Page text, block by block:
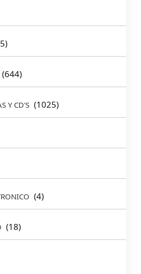
(644)
Y CD'S (1025)
(4)
(18)